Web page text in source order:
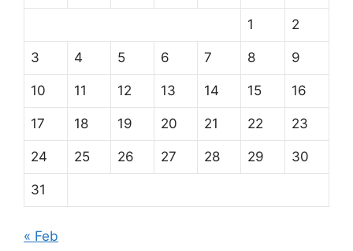
1 2
3 4 5 6 7 8 9
10 11 12 13 14 15 16
17 18 19 20 21 22 23
24 25 26 27 28 29 30
31
« Feb